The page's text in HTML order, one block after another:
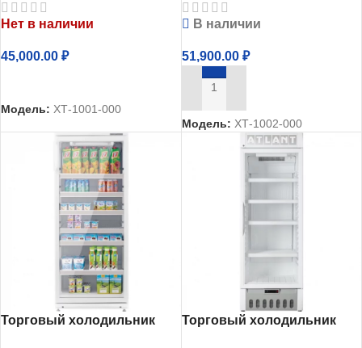
ХТ-1001-000
Нет в наличии
45,000.00 ₽
Модель: ХТ-1001-000
ХТ-1002-000
В наличии
51,900.00 ₽
В КОРЗИНУ
Модель: ХТ-1002-000
Торговый холодильник
Торговый холодильник